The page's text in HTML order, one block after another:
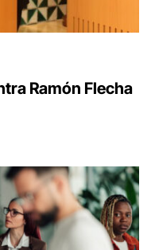
Ramón Flecha